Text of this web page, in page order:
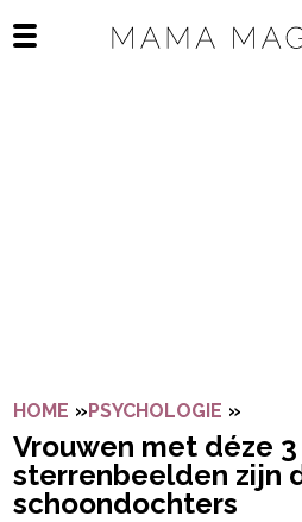
Open het mobiele menu
HOME »PSYCHOLOGIE »
Vrouwen met déze 3
sterrenbeelden zijn
schoondochters